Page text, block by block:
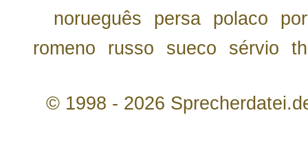
norueguês
persa polaco
romeno
russo sueco sérvio th
© 1998 - 2026